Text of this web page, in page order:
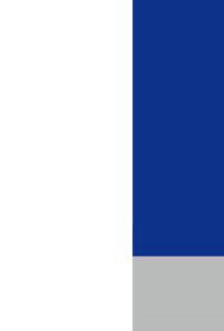
30일 차:
지속 가능